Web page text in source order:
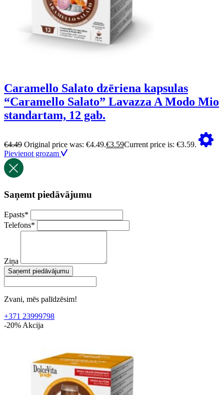
Caramello Salato dzēriena kapsulas
“Caramello Salato” Lavazza A Modo Mio
standartam, 12 gab.
€4.49 Original price was: €4.49.€3.59Current price is: €3.59.
Pievienot grozam
Saņemt piedāvājumu
Epasts*
Telefons*
Ziņa
Saņemt piedāvājumu
Zvani, mēs palīdzēsim!
+371 23999798
-20% Akcija